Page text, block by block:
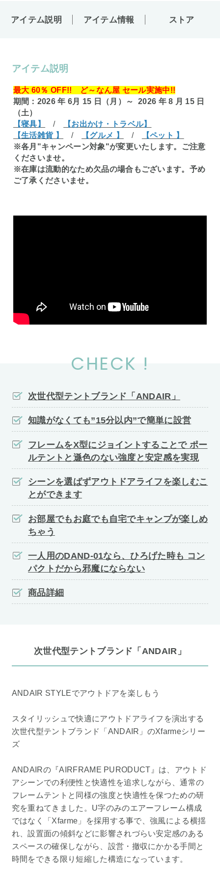
アイテム説明 アイテム情報 ストア
アイテム説明
最大 60％ OFF!! ど～なん屋 セール実施中!!
期間：2026 年 6月 15 日（月）～ 2026 年 8 月 15 日
（土）
【寝具】
/
【お出かけ・トラベル】
【生活雑貨 】
/ 【グルメ 】 /
【ペット 】
※各月"キャンペーン対象"が変更いたします。ご注意
くださいませ。
※在庫は流動的なため欠品の場合もございます。予め
ご了承くださいませ。
CHECK !
次世代型テントブランド「ANDAIR」
知識がなくても”15分以内”で簡単に設営
フレームをX型にジョイントすることで ポー
ルテントと遜色のない強度と安定感を実現
シーンを選ばずアウトドアライフを楽しむこ
とができます
お部屋でもお庭でも自宅でキャンプが楽しめ
ちゃう
一人用のDAND-01なら、ひろげた時も コン
パクトだから邪魔にならない
商品詳細
次世代型テントブランド「ANDAIR」
ANDAIR STYLEでアウトドアを楽しもう
スタイリッシュで快適にアウトドアライフを演出する
次世代型テントブランド「ANDAIR」のXfarmeシリー
ズ
ANDAIRの『AIRFRAME PURODUCT』は、アウトド
アシーンでの利便性と快適性を追求しながら、通常の
フレームテントと同様の強度と快適性を保つための研
究を重ねてきました。U字のみのエアーフレーム構成
ではなく「Xfarme」を採用する事で、強風による横揺
れ、設置面の傾斜などに影響されづらい安定感のある
スペースの確保しながら、設営・撤収にかかる手間と
時間をできる限り短縮した構造になっています。